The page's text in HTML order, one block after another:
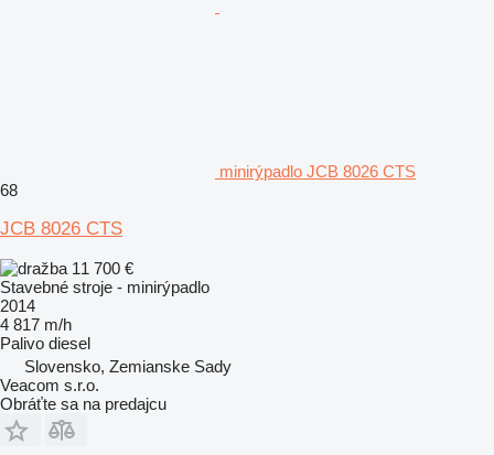
minirýpadlo JCB 8026 CTS
68
JCB 8026 CTS
11 700 €
Stavebné stroje - minirýpadlo
2014
4 817 m/h
Palivo diesel
Slovensko, Zemianske Sady
Veacom s.r.o.
Obráťte sa na predajcu